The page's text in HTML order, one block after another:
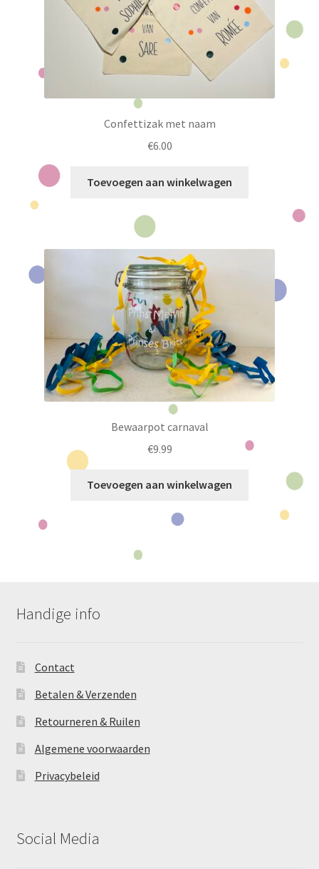
worden
op
de
productpagina
Confettizak met naam
€6.00
Toevoegen aan winkelwagen
Bewaarpot carnaval
€9.99
Toevoegen aan winkelwagen
Handige info
Contact
Betalen & Verzenden
Retourneren & Ruilen
Algemene voorwaarden
Privacybeleid
Social Media